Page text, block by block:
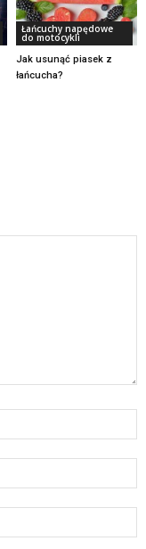
Łańcuchy napędowe
do motocykli
Jak usunąć piasek z
łańcucha?